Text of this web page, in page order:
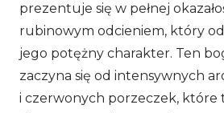
prezentuje się w pełnej
rubinowym odcieniem, który
jego potężny charakter. Ten
zaczyna się od intensywnych
i czerwonych porzeczek, które